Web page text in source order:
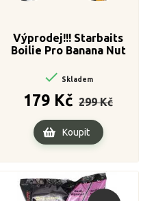
Výprodej!!! Starbaits
Boilie Pro Banana Nut
 Skladem
179 Kč
cena
299 Kč
Koupit